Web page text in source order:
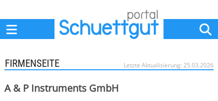
Letzte Aktualisierung: 25.03.2026
FIRMENSEITE
A & P Instruments GmbH